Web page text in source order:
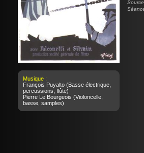
Musique :
François Puyalto (Basse électrique,
percussions, flûte)
Pierre Le Bourgeois (Violoncelle,
basse, samples)